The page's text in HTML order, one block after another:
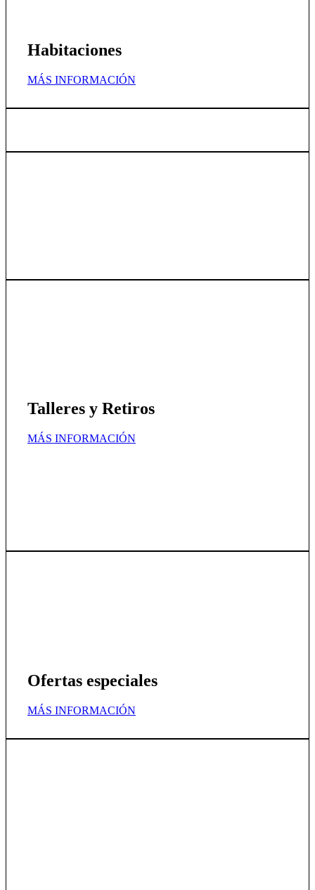
Habitaciones
MÁS INFORMACIÓN
Talleres y Retiros
MÁS INFORMACIÓN
Ofertas especiales
MÁS INFORMACIÓN